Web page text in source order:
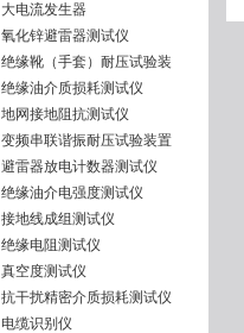
大电流发生器
氧化锌避雷器测试仪
绝缘靴（手套）耐压试验装
绝缘油介质损耗测试仪
地网接地阻抗测试仪
变频串联谐振耐压试验装置
避雷器放电计数器测试仪
绝缘油介电强度测试仪
接地线成组测试仪
绝缘电阻测试仪
真空度测试仪
抗干扰精密介质损耗测试仪
电缆识别仪